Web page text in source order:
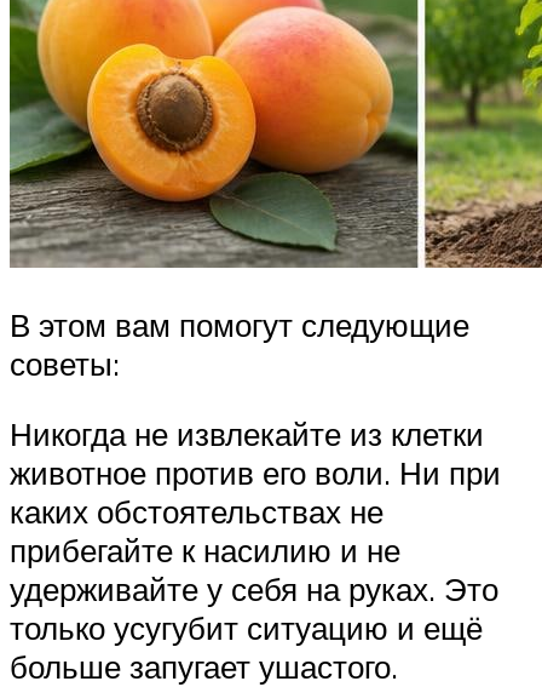
В этом вам помогут следующие
советы:
Никогда не извлекайте из клетки
животное против его воли. Ни при
каких обстоятельствах не
прибегайте к насилию и не
удерживайте у себя на руках. Это
только усугубит ситуацию и ещё
больше запугает ушастого.